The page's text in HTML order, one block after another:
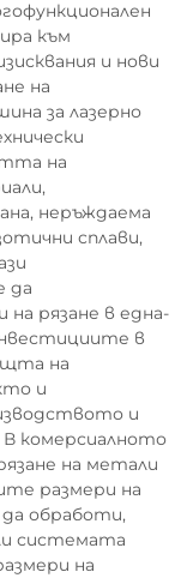
към
и нови
на
за лазерно
на
неръждаема
сплави,
да
рязане в една-
в
на
и
и
комерсиалното
на метали
размери на
обработи,
системата
на